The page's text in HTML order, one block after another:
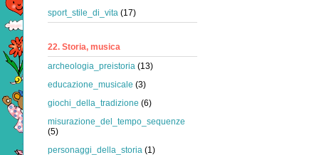
sport_stile_di_vita (17)
22. Storia, musica
archeologia_preistoria (13)
educazione_musicale (3)
giochi_della_tradizione (6)
misurazione_del_tempo_sequenze
(5)
personaggi_della_storia (1)